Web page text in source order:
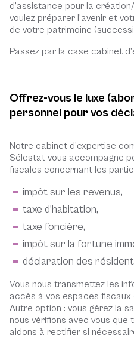
d’assistance pour la
voulez préparer l’avenir et
de votre patrimoine
Passez par la case cabinet
Offrez-vous le luxe
personnel pour vos
Notre cabinet d’expertise
Sélestat vous accompagne
fiscales concernant les
impôt sur les revenus,
taxe d’habitation,
taxe foncière,
impôt sur la fortune
déclaration des
Vous nous transmettez les
accès à vos espaces fiscaux
Autre option : vous gérez la
nous vérifions avec vous
aidons à rectifier si